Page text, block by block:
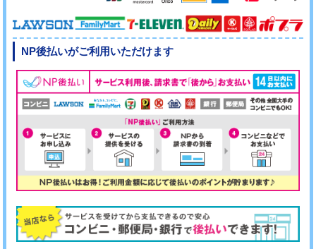
NP後払いがご利用いただけます